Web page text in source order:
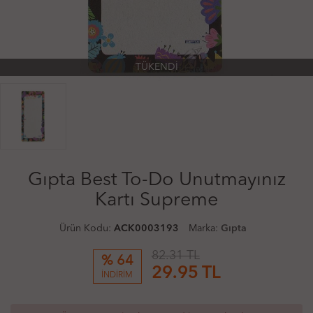
TÜKENDİ
Gıpta Best To-Do Unutmayınız
Kartı Supreme
Ürün Kodu: ACK0003193 Marka: Gıpta
% 64
İNDİRİM
82.31 TL
29.95 TL